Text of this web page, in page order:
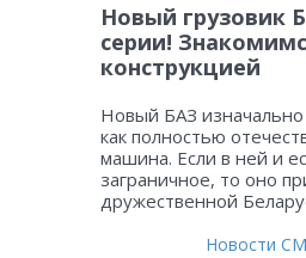
Новый грузовик
серии!
конструкцией
Новый БАЗ изначально
как полностью
машина. Если в ней и
заграничное, то оно
дружественной
Новости